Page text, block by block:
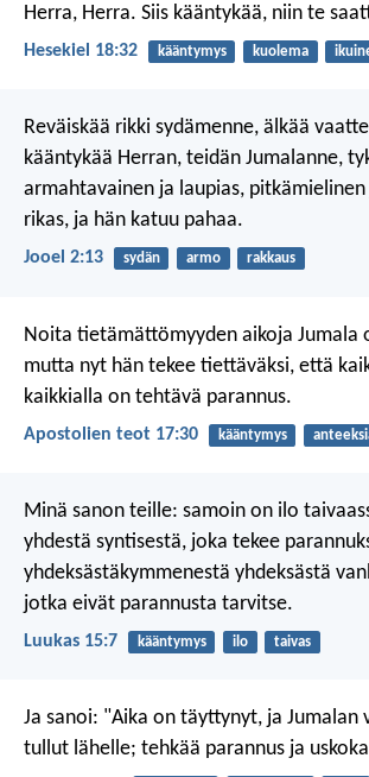
Herra, Herra. Siis kääntykää, niin te
Hesekiel 18:32 kääntymys kuolema
Reväiskää rikki sydämenne, älkää
kääntykää Herran, teidän Jumalanne,
armahtavainen ja laupias,
rikas, ja hän katuu pahaa.
Jooel 2:13 sydän armo rakkaus
Noita tietämättömyyden aikoja Jumala
mutta nyt hän tekee tiettäväksi, että
kaikkialla on tehtävä parannus.
Apostolien teot 17:30 kääntymys
Minä sanon teille: samoin on ilo
yhdestä syntisestä, joka tekee
yhdeksästäkymmenestä yhdeksästä
jotka eivät parannusta tarvitse.
Luukas 15:7 kääntymys ilo taivas
Ja sanoi: "Aika on täyttynyt, ja Jumalan
tullut lähelle; tehkää parannus ja